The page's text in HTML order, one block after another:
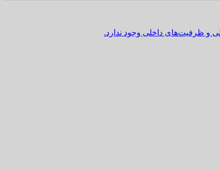
و ظرفیت‌های داخلی وجود ندارد.